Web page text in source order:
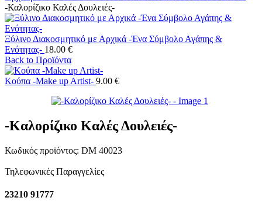
-Καλορίζικο Καλές Δουλειές-
Ξύλινο Διακοσμητικό με Αρχικά -Ένα Σύμβολο Αγάπης &
Ενότητας- 18.00 €
Back to Προϊόντα
Κούπα -Make up Artist- 9.00 €
-Καλορίζικο Καλές Δουλειές-
Κωδικός προϊόντος: DM 40023
Τηλεφωνικές Παραγγελίες
23210 91777